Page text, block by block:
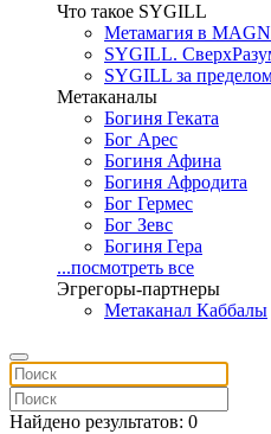
Что такое SYGILL
Метамагия в
SYGILL.
SYGILL за
Метаканалы
Богиня Геката
Бог Арес
Богиня Афина
Богиня Афродита
Бог Гермес
Бог Зевс
Богиня Гера
...посмотреть все
Эгрегоры-партнеры
Метаканал Каббалы
Найдено результатов: 0